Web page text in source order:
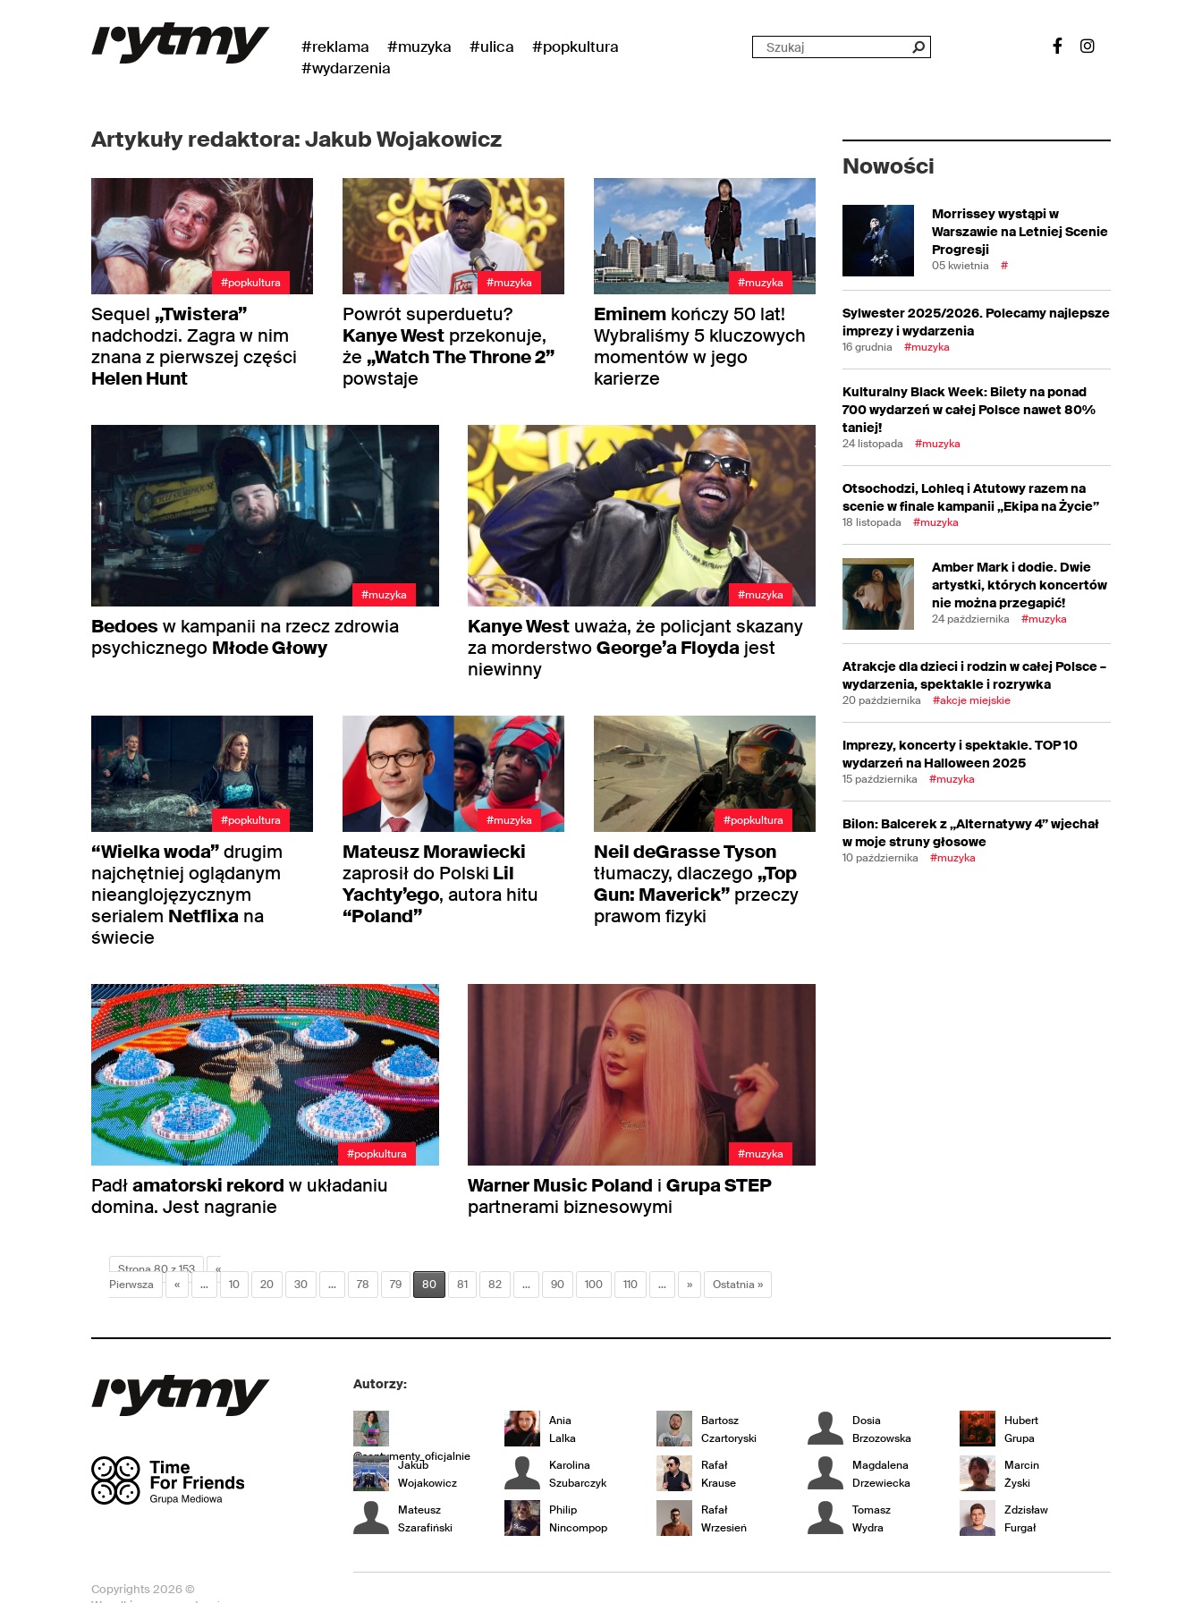
#reklama #muzyka #ulica
#popkultura
#wydarzenia
Artykuły redaktora: Jakub Wojakowicz
#popkultura
Sequel „Twistera”
nadchodzi. Zagra w nim
znana z pierwszej części
Helen Hunt
#muzyka
Powrót superduetu?
Kanye Westprzekonuje,
że „Watch The Throne 2”
powstaje
#muzyka
Eminemkończy 50 lat!
Wybraliśmy 5 kluczowych
momentów w jego
karierze
#muzyka
Bedoes w kampanii na rzecz zdrowia
psychicznego Młode Głowy
#muzyka
Kanye West uważa, że policjant skazany
za morderstwoGeorge’a Floyda jest
niewinny
#popkultura
“Wielka woda”drugim
najchętniej oglądanym
nieanglojęzycznym
serialem Netflixa na
świecie
#muzyka
Mateusz Morawiecki
zaprosił do Polski Lil
Yachty’ego, autora hitu
“Poland”
#popkultura
Neil deGrasse Tyson
tłumaczy, dlaczego „Top
Gun: Maverick”przeczy
prawom fizyki
#popkultura
Padłamatorski rekord w układaniu
domina. Jest nagranie
#muzyka
Warner Music Poland iGrupa STEP
partnerami biznesowymi
Strona 80 z 153
«
Pierwsza
« ... 10 20 30 ... 78 79 80 81 82 ... 90 100 110 ... » Ostatnia »
Nowości
Morrissey wystąpi w
Warszawie na Letniej Scenie
Progresji
05 kwietnia #
Sylwester 2025/2026. Polecamy najlepsze
imprezy i wydarzenia
16 grudnia #muzyka
Kulturalny Black Week: Bilety na ponad
700 wydarzeń w całej Polsce nawet 80%
taniej!
24 listopada #muzyka
Otsochodzi, Lohleq i Atutowy razem na
scenie w finale kampanii „Ekipa na Życie”
18 listopada #muzyka
Amber Mark i dodie. Dwie
artystki, których koncertów
nie można przegapić!
24 października #muzyka
Atrakcje dla dzieci i rodzin w całej Polsce –
wydarzenia, spektakle i rozrywka
20 października #akcje miejskie
Imprezy, koncerty i spektakle. TOP 10
wydarzeń na Halloween 2025
15 października #muzyka
Bilon: Balcerek z „Alternatywy 4” wjechał
w moje struny głosowe
10 października #muzyka
Autorzy:
@sentymenty_oficjalnie
Ania
Lalka
Bartosz
Czartoryski
Dosia
Brzozowska
Hubert
Grupa
Jakub
Wojakowicz
Karolina
Szubarczyk
Rafał
Krause
Magdalena
Drzewiecka
Marcin
Żyski
Mateusz
Szarafiński
Philip
Nincompop
Rafał
Wrzesień
Tomasz
Wydra
Zdzisław
Furgał
Copyrights 2026 ©